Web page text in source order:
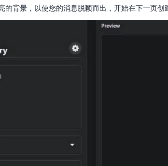
的背景，以使您的消息脱颖而出，开始在下一页创